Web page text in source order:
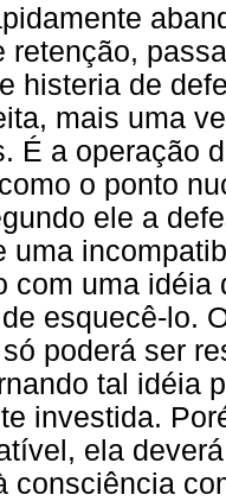
retenção,
histeria de
mais uma
É a operação
o ponto
ele a
uma
com uma
esquecê-lo.
poderá ser
tal idéia
investida.
ela
consciência